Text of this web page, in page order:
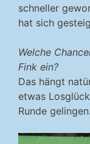
schneller
hat sich
Welche
Fink ein?
Das hängt
etwas
Runde gelingen.